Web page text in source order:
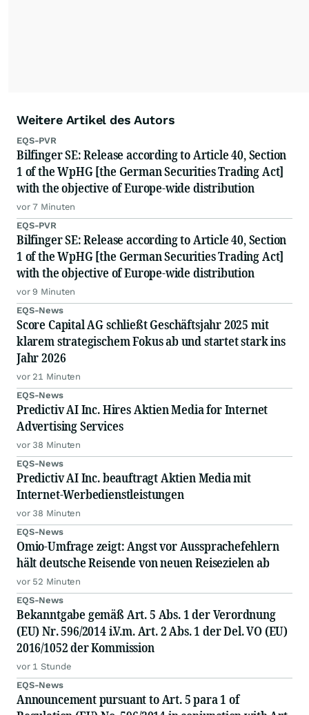
Weitere Artikel des Autors
EQS-PVR
Bilfinger SE: Release according to Article 40, Section
1 of the WpHG [the German Securities Trading Act]
with the objective of Europe-wide distribution
vor 7 Minuten
EQS-PVR
Bilfinger SE: Release according to Article 40, Section
1 of the WpHG [the German Securities Trading Act]
with the objective of Europe-wide distribution
vor 9 Minuten
EQS-News
Score Capital AG schließt Geschäftsjahr 2025 mit
klarem strategischem Fokus ab und startet stark ins
Jahr 2026
vor 21 Minuten
EQS-News
Predictiv AI Inc. Hires Aktien Media for Internet
Advertising Services
vor 38 Minuten
EQS-News
Predictiv AI Inc. beauftragt Aktien Media mit
Internet-Werbedienstleistungen
vor 38 Minuten
EQS-News
Omio-Umfrage zeigt: Angst vor Aussprachefehlern
hält deutsche Reisende von neuen Reisezielen ab
vor 52 Minuten
EQS-News
Bekanntgabe gemäß Art. 5 Abs. 1 der Verordnung
(EU) Nr. 596/2014 i.V.m. Art. 2 Abs. 1 der Del. VO (EU)
2016/1052 der Kommission
vor 1 Stunde
EQS-News
Announcement pursuant to Art. 5 para 1 of